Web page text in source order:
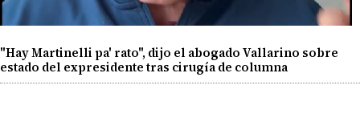
"Hay Martinelli pa' rato", dijo el abogado Vallarino sobre
estado del expresidente tras cirugía de columna